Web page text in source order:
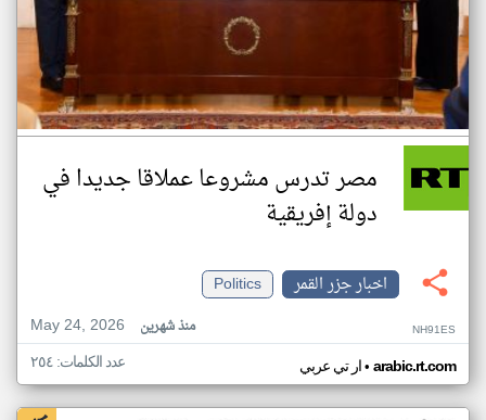
مصر تدرس مشروعا عملاقا جديدا في
دولة إفريقية
اخبار جزر القمر
Politics
May 24, 2026
منذ شهرين NH91ES
ار تي عربي• arabic.rt.com عدد الكلمات: ٢٥٤